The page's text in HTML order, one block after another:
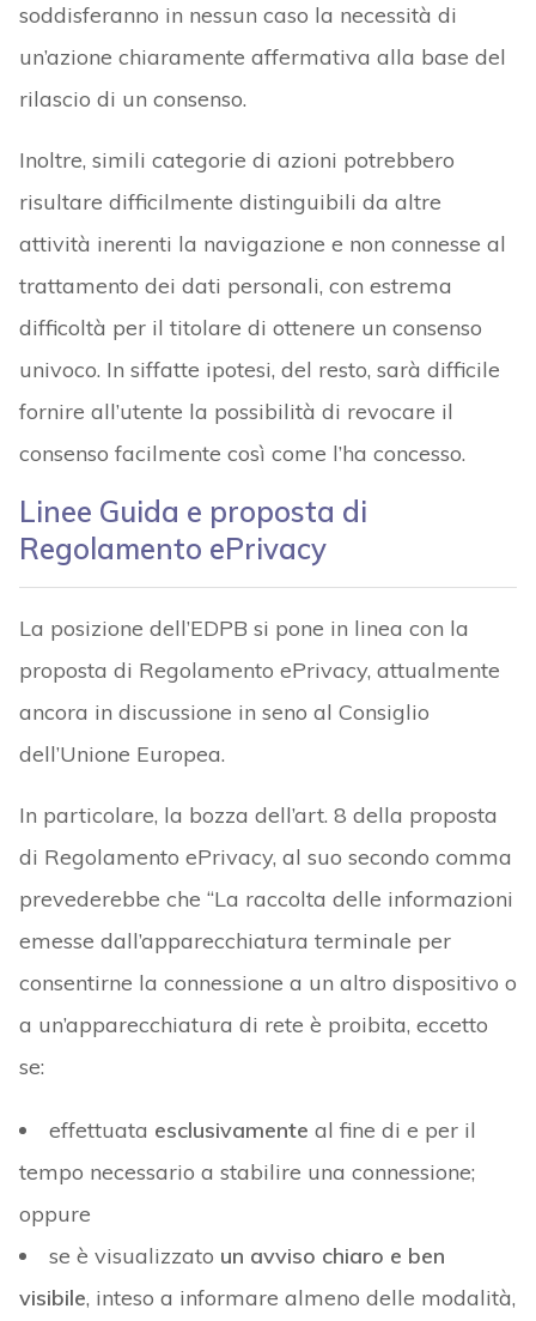
soddisferanno in nessun caso la necessità di
un’azione chiaramente affermativa alla base del
rilascio di un consenso.
Inoltre, simili categorie di azioni potrebbero
risultare difficilmente distinguibili da altre
attività inerenti la navigazione e non connesse al
trattamento dei dati personali, con estrema
difficoltà per il titolare di ottenere un consenso
univoco. In siffatte ipotesi, del resto, sarà difficile
fornire all’utente la possibilità di revocare il
consenso facilmente così come l’ha concesso.
Linee Guida e proposta di
Regolamento ePrivacy
La posizione dell’EDPB si pone in linea con la
proposta di Regolamento ePrivacy, attualmente
ancora in discussione in seno al Consiglio
dell’Unione Europea.
In particolare, la bozza dell’art. 8 della proposta
di Regolamento ePrivacy, al suo secondo comma
prevederebbe che “La raccolta delle informazioni
emesse dall’apparecchiatura terminale per
consentirne la connessione a un altro dispositivo o
a un’apparecchiatura di rete è proibita, eccetto
se:
effettuata esclusivamente al fine di e per il
tempo necessario a stabilire una connessione;
oppure
se è visualizzato un avviso chiaro e ben
visibile, inteso a informare almeno delle modalità,